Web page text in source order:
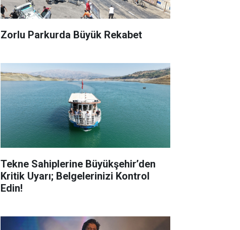
Zorlu Parkurda Büyük Rekabet
Tekne Sahiplerine Büyükşehir’den
Kritik Uyarı; Belgelerinizi Kontrol
Edin!